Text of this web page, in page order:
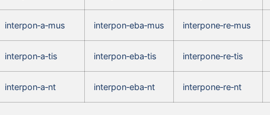
interpon‑a‑mus interpon‑eba‑mus interpone‑re‑mus
interpon‑a‑tis interpon‑eba‑tis interpone‑re‑tis
interpon‑a‑nt interpon‑eba‑nt interpone‑re‑nt